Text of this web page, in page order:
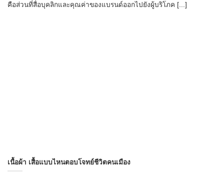
คือส่วนที่สื่อบุคลิกและคุณค่าของแบรนด์ออกไปยังผู้บริโภค [...]
เนื้อผ้า เสื้อแบบไหนตอบโจทย์ชีวิตคนเมือง